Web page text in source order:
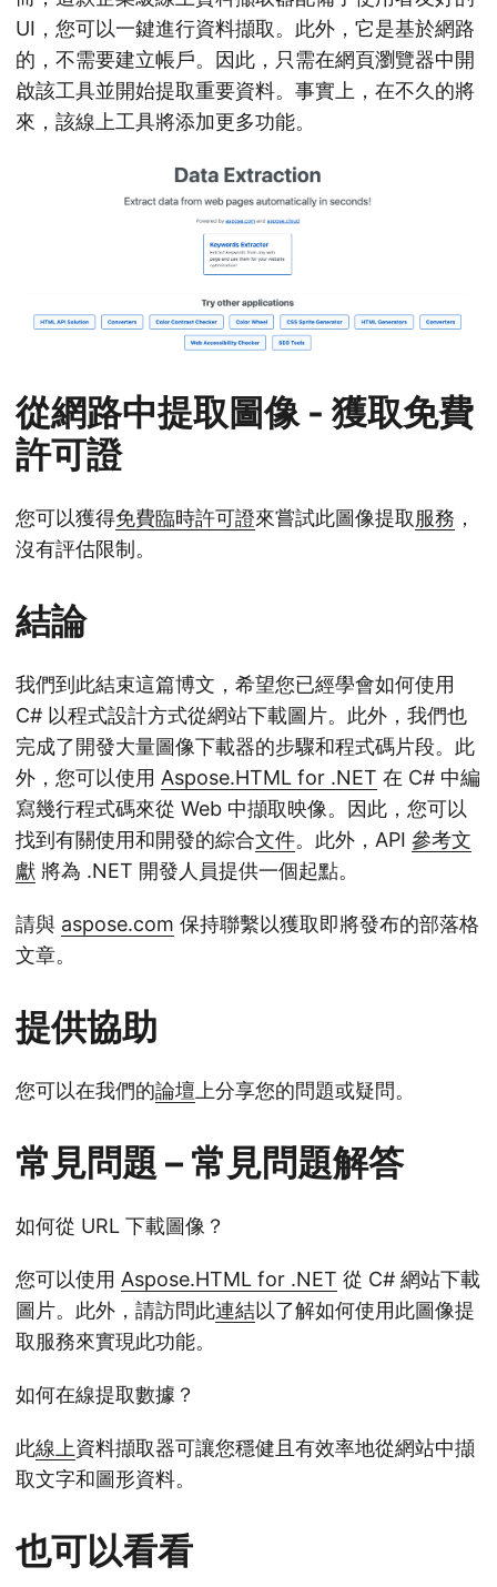
UI，您可以一鍵進行資料擷取。此外，它是基於網路
的，不需要建立帳戶。因此，只需在網頁瀏覽器中開
啟該工具並開始提取重要資料。事實上，在不久的將
來，該線上工具將添加更多功能。
從網路中提取圖像 - 獲取免費
許可證
您可以獲得免費臨時許可證來嘗試此圖像提取服務 ，
沒有評估限制。
結論
我們到此結束這篇博文，希望您已經學會如何使用
C# 以程式設計方式從網站下載圖片。此外，我們也
完成了開發大量圖像下載器的步驟和程式碼片段。此
外，您可以使用 Aspose.HTML for .NET 在 C# 中編
寫幾行程式碼來從 Web 中擷取映像。因此，您可以
找到有關使用和開發的綜合文件。此外，API 參考文
獻 將為 .NET 開發人員提供一個起點。
請與 aspose.com 保持聯繫以獲取即將發布的部落格
文章。
提供協助
您可以在我們的論壇 上分享您的問題或疑問。
常見問題 – 常見問題解答
如何從 URL 下載圖像？
您可以使用 Aspose.HTML for .NET 從 C# 網站下載
圖片。此外，請訪問此連結以了解如何使用此圖像提
取服務來實現此功能。
如何在線提取數據？
此線上資料擷取器可讓您穩健且有效率地從網站中擷
取文字和圖形資料。
也可以看看